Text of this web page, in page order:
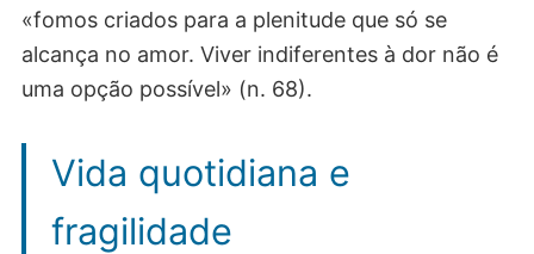
«fomos criados para a plenitude que só se
alcança no amor. Viver indiferentes à dor não é
uma opção possível» (n. 68).
Vida quotidiana e
fragilidade